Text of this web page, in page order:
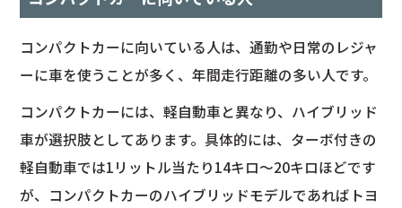
コンパクトカーに向いている人は、通勤や日常のレジャ
ーに車を使うことが多く、年間走行距離の多い人です。
コンパクトカーには、軽自動車と異なり、ハイブリッド
車が選択肢としてあります。具体的には、ターボ付きの
軽自動車では1リットル当たり14キロ～20キロほどです
が、コンパクトカーのハイブリッドモデルであればトヨ